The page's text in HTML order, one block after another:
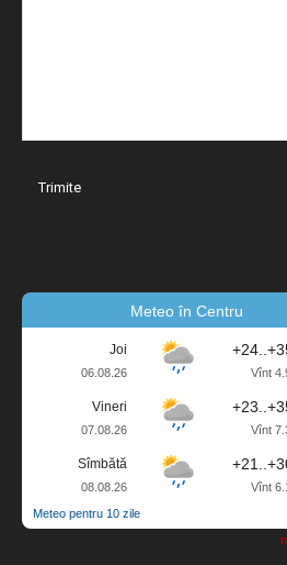
Meteo în Centru
Joi
06.08.26 Vînt
Vineri
07.08.26 Vînt
Sîmbătă
08.08.26
Vînt
Meteo pentru 10 zile